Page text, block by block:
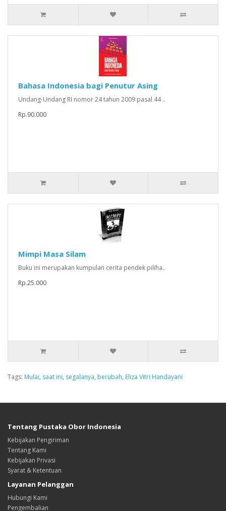
Bahasa Indonesia bagi Penutur Asing
Undang-Undang RI nomor 24 tahun 2009 pasal 44 ..
Rp.90.000
Mimpi Masa Silam
Buku ini merupakan kumpulan cerita pendek piliha..
Rp.25.000
Tags: Mulai, saat ini, segalanya, berubah, Eliza Vitri Handayani
Tentang Pustaka Obor Indonesia
Kebijakan Pengiriman
Tentang Kami
Kebijakan Privasi
Syarat & Ketentuan
Layanan Pelanggan
Hubungi Kami
Pengembalian